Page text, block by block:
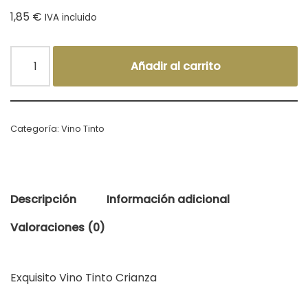
1,85 € IVA incluido
Añadir al carrito
Categoría: Vino Tinto
Descripción
Información adicional
Valoraciones (0)
Exquisito Vino Tinto Crianza